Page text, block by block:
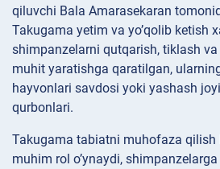
qiluvchi Bala Amarasekaran
Takugama yetim va yo’qolib ketish
shimpanzelarni qutqarish, tiklash
muhit yaratishga qaratilgan,
hayvonlari savdosi yoki yashash
qurbonlari.
Takugama tabiatni muhofaza qilish
muhim rol o’ynaydi,